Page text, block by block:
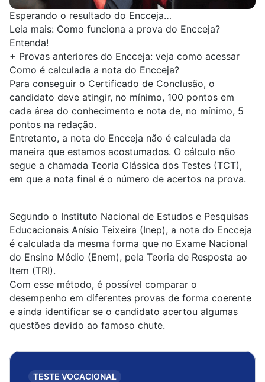
Esperando o resultado do Encceja…
Leia mais: Como funciona a prova do Encceja?
Entenda!
+ Provas anteriores do Encceja: veja como acessar
Como é calculada a nota do Encceja?
Para conseguir o Certificado de Conclusão, o
candidato deve atingir, no mínimo, 100 pontos em
cada área do conhecimento e nota de, no mínimo, 5
pontos na redação.
Entretanto, a nota do Encceja não é calculada da
maneira que estamos acostumados. O cálculo não
segue a chamada Teoria Clássica dos Testes (TCT),
em que a nota final é o número de acertos na prova.
Segundo o Instituto Nacional de Estudos e Pesquisas
Educacionais Anísio Teixeira (Inep), a nota do Encceja
é calculada da mesma forma que no Exame Nacional
do Ensino Médio (Enem), pela Teoria de Resposta ao
Item (TRI).
Com esse método, é possível comparar o
desempenho em diferentes provas de forma coerente
e ainda identificar se o candidato acertou algumas
questões devido ao famoso chute.
TESTE VOCACIONAL